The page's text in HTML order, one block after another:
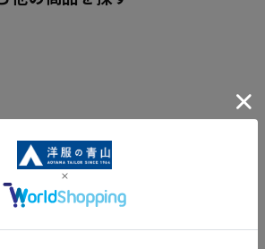
ム・関連アイテム